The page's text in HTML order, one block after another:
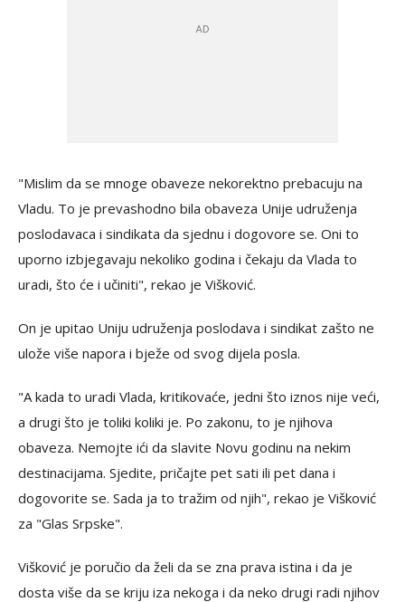
"Mislim da se mnoge obaveze nekorektno prebacuju na
Vladu. To je prevashodno bila obaveza Unije udruženja
poslodavaca i sindikata da sjednu i dogovore se. Oni to
uporno izbjegavaju nekoliko godina i čekaju da Vlada to
uradi, što će i učiniti", rekao je Višković.
On je upitao Uniju udruženja poslodava i sindikat zašto ne
ulože više napora i bježe od svog dijela posla.
"A kada to uradi Vlada, kritikovaće, jedni što iznos nije veći,
a drugi što je toliki koliki je. Po zakonu, to je njihova
obaveza. Nemojte ići da slavite Novu godinu na nekim
destinacijama. Sjedite, pričajte pet sati ili pet dana i
dogovorite se. Sada ja to tražim od njih", rekao je Višković
za "Glas Srpske".
Višković je poručio da želi da se zna prava istina i da je
dosta više da se kriju iza nekoga i da neko drugi radi njihov